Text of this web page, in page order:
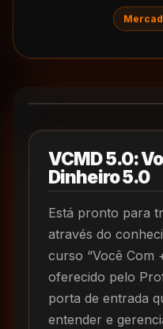
VCMD 5.0:
Dinheiro 5.0
Está pronto para
através do
curso “Você Com
oferecido pelo
porta de entrada
entender e